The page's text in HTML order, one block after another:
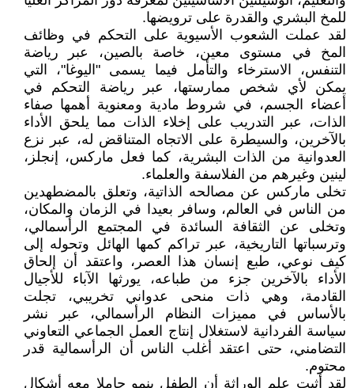
للمخ البشري والقدرة على ترويضها.
لقد عملت الشعوب الأسيوية على التحكم في وظائف
المخ في مستوى معين، خاصة بالصين، عبر رياضة
التنفس، الاسترخاء والتأمل فيما يسمى "اليوغا"، التي
يمكن لأي شخص ممارستها، عبر رياضة التحكم في
أعضاء الجسم، في شروط مادية ومعنوية أهمها صفاء
الذات، عبر التدريب على إخلاء الذات مما يلحق الأداء
بالآخرين، والسيطرة على الاتجاه المتناقض له، عبر نزع
العدوانية من الذات البشرية، كما فعل ماركس، إنجلز،
لينين وغيرهم من الفلاسفة والعلماء.
تخلى ماركس عن مصالحه الذاتية، وتعلق بالمضطهدين
من الناس في العالم، وسافر بعيدا في الزمان والمكان،
وتخلى عن الثقافة السائدة في المجتمع الرأسمالي،
وترسباتها التاريخية، عبر تراكم كمها الهائل وتحوله إلى
كيف نوعي، طبع إنسان هذا العصر، واعتقد أن إلحاق
الأداء بالآخرين جزء من طباعه، يورثها الآباء للأجيال
القادمة، وهي ذات منحى عدواني تخريبي، تجلت
بالأساس في مميزات النظام الرأسمالي، عبر نشر
سياسة الفردانية لاستغلال إنتاج العمل الجماعي التعاوني
التضامني، حتى اعتقد أغلب الناس أن الرأسمالية قدر
محتوم.
لقد أثبت علم الوراثة أن الطفل ينمو حاملا معه أشكال